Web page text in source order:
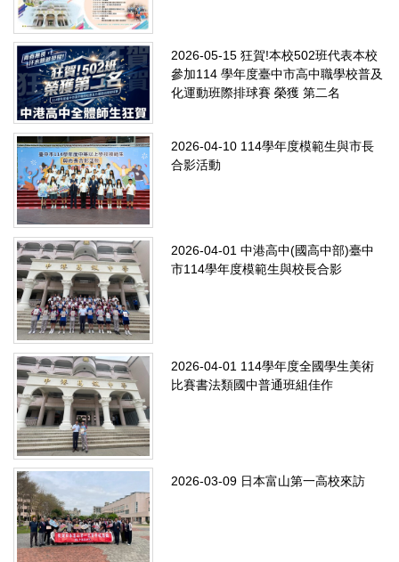
2026-05-15狂賀!本校502班代表本校
參加114 學年度臺中市高中職學校普及
化運動班際排球賽 榮獲 第二名
2026-04-10 114學年度模範生與市長
合影活動
2026-04-01中港高中(國高中部)臺中
市114學年度模範生與校長合影
2026-04-01 114學年度全國學生美術
比賽書法類國中普通班組佳作
2026-03-09 日本富山第一高校來訪